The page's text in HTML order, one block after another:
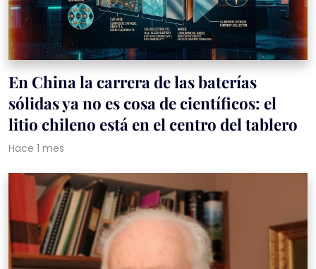
En China la carrera de las baterías
sólidas ya no es cosa de científicos: el
litio chileno está en el centro del tablero
Hace 1 mes